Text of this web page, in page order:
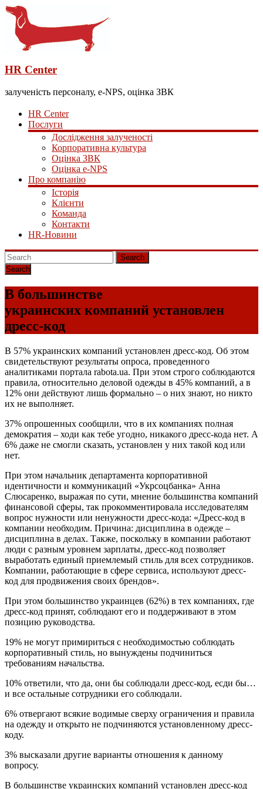
HR Center
залученість персоналу, e-NPS, оцінка ЗВК
HR Center
Послуги
Дослідження залученості
Корпоративна культура
Оцінка ЗВК
Оцінка e-NPS
Про компанію
Історія
Клієнти
Команда
Контакти
HR-Новини
Search
В большинстве
украинских компаний установлен
дресс-код
В 57% украинских компаний установлен дресс-код. Об этом
свидетельствуют результаты опроса, проведенного
аналитиками портала rabota.ua. При этом строго соблюдаются
правила, относительно деловой одежды в 45% компаний, а в
12% они действуют лишь формально – о них знают, но никто
их не выполняет.
37% опрошенных сообщили, что в их компаниях полная
демократия – ходи как тебе угодно, никакого дресс-кода нет. А
6% даже не смогли сказать, установлен у них такой код или
нет.
При этом начальник департамента корпоративной
идентичности и коммуникаций «Укрсоцбанка» Анна
Слюсаренко, выражая по сути, мнение большинства компаний
финансовой сферы, так прокомментировала исследователям
вопрос нужности или ненужности дресс-кода: «Дресс-код в
компании необходим. Причина: дисциплина в одежде –
дисциплина в делах. Также, поскольку в компании работают
люди с разным уровнем зарплаты, дресс-код позволяет
выработать единый приемлемый стиль для всех сотрудников.
Компании, работающие в сфере сервиса, используют дресс-
код для продвижения своих брендов».
При этом большинство украинцев (62%) в тех компаниях, где
дресс-код принят, соблюдают его и поддерживают в этом
позицию руководства.
19% не могут примириться с необходимостью соблюдать
корпоративный стиль, но вынуждены подчиниться
требованиям начальства.
10% ответили, что да, они бы соблюдали дресс-код, есди бы…
и все остальные сотрудники его соблюдали.
6% отвергают всякие водимые сверху ограничения и правила
на одежду и открыто не подчиняются установленному дресс-
коду.
3% высказали другие варианты отношения к данному
вопросу.
В большинстве украинских компаний установлен дресс-код